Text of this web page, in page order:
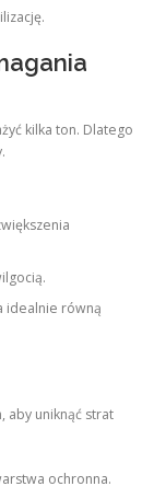
kilka ton. Dlatego
idealnie równą
aby uniknąć strat
ochronna.